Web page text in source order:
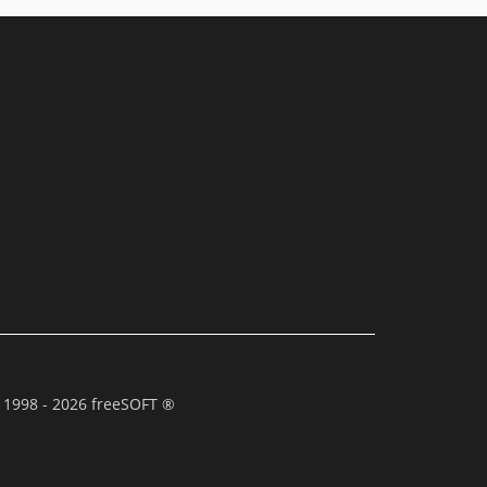
- 2026 freeSOFT ®